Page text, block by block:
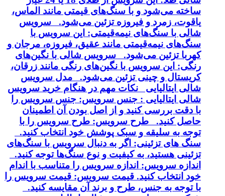
ساخته می‌شود و با سنگ‌های قیمتی مانند الماس،
یاقوت، زمرد و فیروزه تزئین می‌شود. سرویس
شالی با سنگ‌های نیمه‌قیمتی: این سرویس با
سنگ‌های نیمه‌قیمتی مانند عقیق، فیروزه، مرجان و
کهربا تزئین می‌شود. سرویس شالی با نگین‌های
رنگی: این سرویس با نگین‌های رنگی مانند زرقان،
کریستال و چینی تزئین می‌شود. مدل سرویس
شالی ایتالیایی نکات مهم در هنگام خرید سرویس
شالی ایتالیایی : جنس سرویس: جنس سرویس را
با دقت بررسی کنید و از اصل بودن آن اطمینان
حاصل کنید. طرح سرویس: طرح سرویس را با
توجه به سلیقه و سبک پوشش خود انتخاب کنید.
سنگ های تزئینی: اگر به دنبال سرویس با سنگ‌های
تزئینی هستید، به کیفیت و نوع سنگ‌ها توجه کنید.
اندازه سرویس: اندازه سرویس را متناسب با اندام
خود انتخاب کنید. قیمت سرویس: قیمت سرویس را
با توجه به جنس، طرح و برند آن مقایسه کنید.